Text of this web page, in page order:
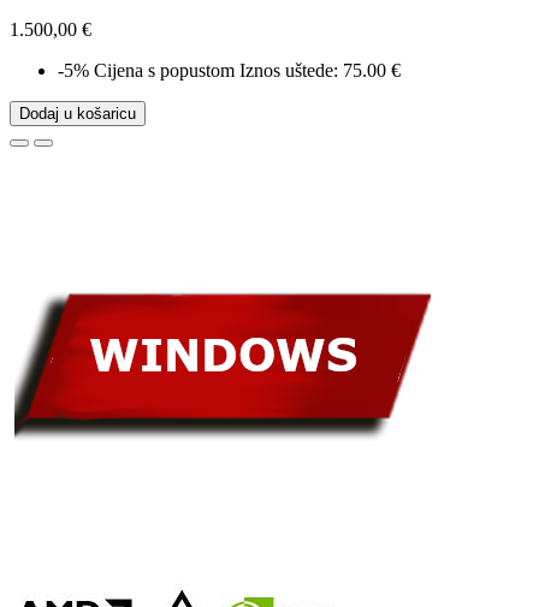
1.500,00 €
-5% Cijena s popustom Iznos uštede: 75.00 €
Dodaj u košaricu